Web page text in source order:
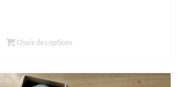
Choix des options